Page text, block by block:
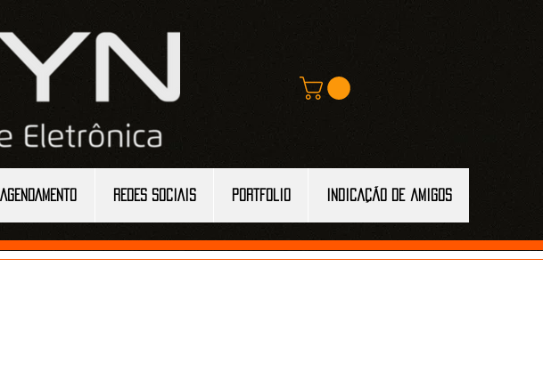
AGENDAMENTO REDES SOCIAIS Portfolio Indicação de amigos